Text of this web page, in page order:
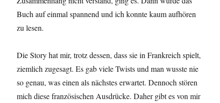
Buch auf einmal spannend und ich konnte kaum aufhören
zu lesen.
Die Story hat mir, trotz dessen, dass sie in Frankreich spielt,
ziemlich zugesagt. Es gab viele Twists und man wusste nie
so genau, was einen als nächstes erwartet. Dennoch stören
mich diese französischen Ausdrücke. Daher gibt es von mir